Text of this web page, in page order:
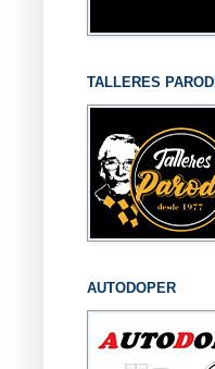
TALLERES PARODI
AUTODOPER